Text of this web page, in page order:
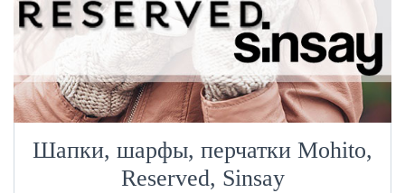
Шапки, шарфы, перчатки Mohito,
Reserved, Sinsay